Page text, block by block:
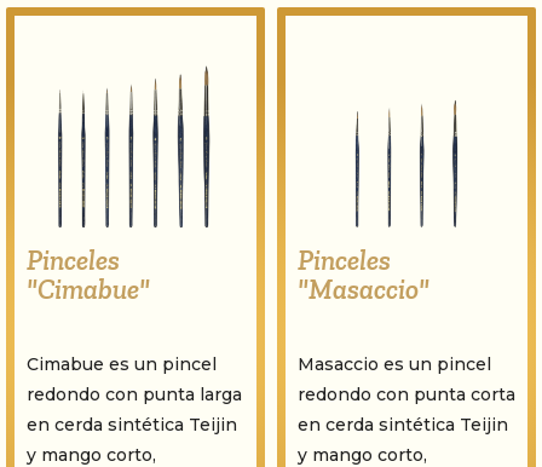
Pinceles
"Cimabue"
Cimabue es un pincel
redondo con punta larga
en cerda sintética Teijin
y mango corto,
Pinceles
"Masaccio"
Masaccio es un pincel
redondo con punta corta
en cerda sintética Teijin
y mango corto,